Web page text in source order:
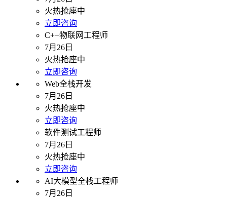
火热抢座中
立即咨询
C++物联网工程师
7月26日
火热抢座中
立即咨询
Web全栈开发
7月26日
火热抢座中
立即咨询
软件测试工程师
7月26日
火热抢座中
立即咨询
AI大模型全栈工程师
7月26日